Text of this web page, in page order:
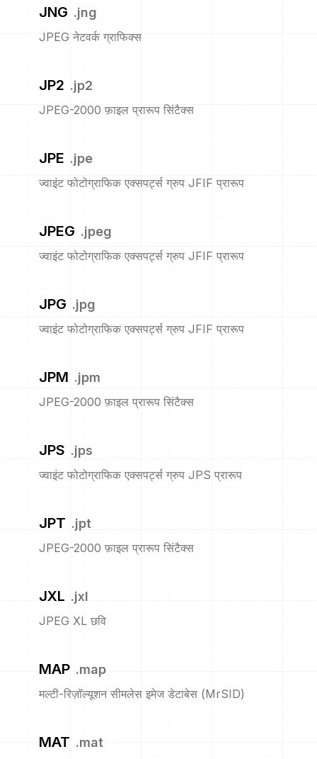
JNG .jng
JPEG नेटवर्क ग्राफिक्स
JP2 .jp2
JPEG-2000 फ़ाइल प्रारूप सिंटैक्स
JPE .jpe
ज्वाइंट फोटोग्राफिक एक्सपर्ट्स ग्रुप JFIF प्रारूप
JPEG .jpeg
ज्वाइंट फोटोग्राफिक एक्सपर्ट्स ग्रुप JFIF प्रारूप
JPG .jpg
ज्वाइंट फोटोग्राफिक एक्सपर्ट्स ग्रुप JFIF प्रारूप
JPM .jpm
JPEG-2000 फ़ाइल प्रारूप सिंटैक्स
JPS .jps
ज्वाइंट फोटोग्राफिक एक्सपर्ट्स ग्रुप JPS प्रारूप
JPT .jpt
JPEG-2000 फ़ाइल प्रारूप सिंटैक्स
JXL .jxl
JPEG XL छवि
MAP .map
मल्टी-रिज़ॉल्यूशन सीमलेस इमेज डेटाबेस (MrSID)
MAT .mat